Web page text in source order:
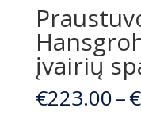
įvairių
€223.00–€